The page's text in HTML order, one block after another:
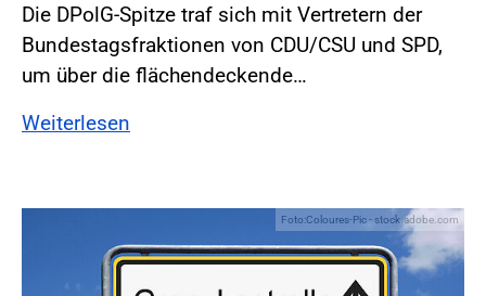
Die DPolG-Spitze traf sich mit Vertretern der
Bundestagsfraktionen von CDU/CSU und SPD,
um über die flächendeckende…
Weiterlesen
Foto:Coloures-Pic - stock.adobe.com